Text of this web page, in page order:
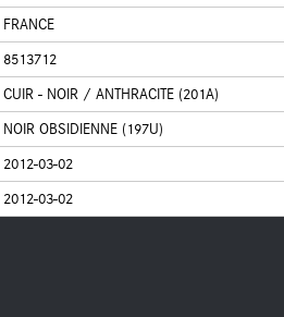
FRANCE
8513712
CUIR - NOIR / ANTHRACITE (201A)
NOIR OBSIDIENNE (197U)
2012-03-02
2012-03-02